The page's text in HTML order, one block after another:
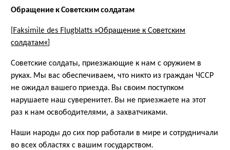
Обращение к Советским солдатам
[Faksimile des Flugblatts »Обращение к Советским
солдатам«]
Советские солдаты, приезжающие к нам с оружием в
руках. Мы вас обеспечиваем, что никто из граждан ЧССР
не ожидал вашего приезда. Вы своим поступком
нарушаете наш суверенитет. Вы не приезжаете на этот
раз к нам освободителями, а захватчиками.
Наши народы до сих пор работали в мире и сотрудничали
во всех областях с вашим государством.